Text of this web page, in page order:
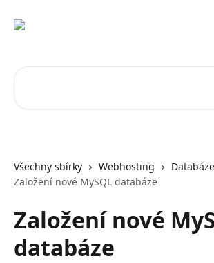
Všechny sbírky Webhosting
Databáze
Založení nové MySQL databáze
Založení nové
databáze